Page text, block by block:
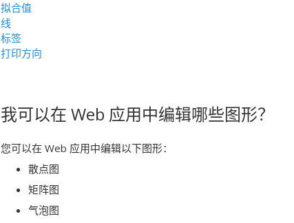
拟合值
线
标签
打印方向
我可以在 Web 应用中编辑哪些图形？
您可以在 Web 应用中编辑以下图形：
散点图
矩阵图
气泡图